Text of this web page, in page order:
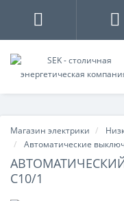
Магазин электрики
Автоматические
C10/1